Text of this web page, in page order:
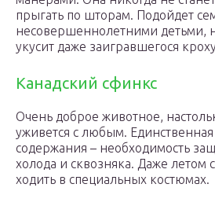
прыгать по шторам. Подойдет
несовершеннолетними детьми,
укусит даже заигравшегося
Канадский сфинкс
Очень доброе животное,
уживется с любым. Единственная
содержания – необходимость
холода и сквозняка. Даже летом
ходить в специальных костюмах.